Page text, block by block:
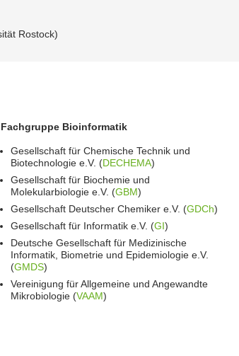
Rostock)
Fachgruppe Bioinformatik
Gesellschaft für Chemische Technik und
Biotechnologie e.V. (DECHEMA)
Gesellschaft für Biochemie und
Molekularbiologie e.V. (GBM)
Gesellschaft Deutscher Chemiker e.V. (GDCh)
Gesellschaft für Informatik e.V. (GI)
Deutsche Gesellschaft für Medizinische
Informatik, Biometrie und Epidemiologie e.V.
(GMDS)
Vereinigung für Allgemeine und Angewandte
Mikrobiologie (VAAM)